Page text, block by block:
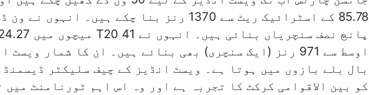
85.78 کے اسٹرائیک ریٹ سے 1370 رنز بنا چکے ہیں۔
اوسط سے 971 رنز (ایک سنچری) بھی بنائے ہیں۔ ان کا شمار
بال بلے بازوں میں ہوتا ہے۔ ویسٹ انڈیز کے چیف سلیکٹر ڈیسمنڈ
کو بین الاقوامی کرکٹ کا تجربہ ہے اور وہ اس اہم ٹورنامنٹ میں